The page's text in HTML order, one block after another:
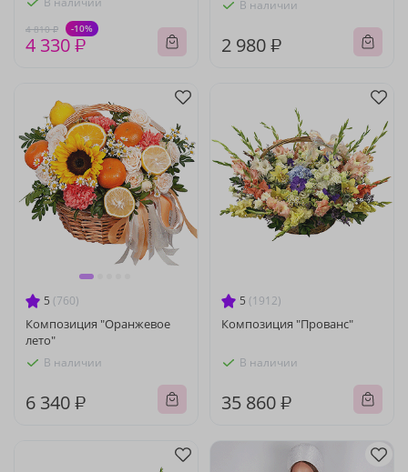
4 810 ₽ -10%
4 330 ₽
В наличии
2 980 ₽
5 (760)
Композиция "Оранжевое
лето"
В наличии
6 340 ₽
5 (1912)
Композиция "Прованс"
В наличии
35 860 ₽